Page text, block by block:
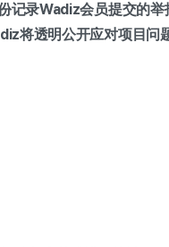
记录Wadiz会员提交的
将透明公开应对项目问